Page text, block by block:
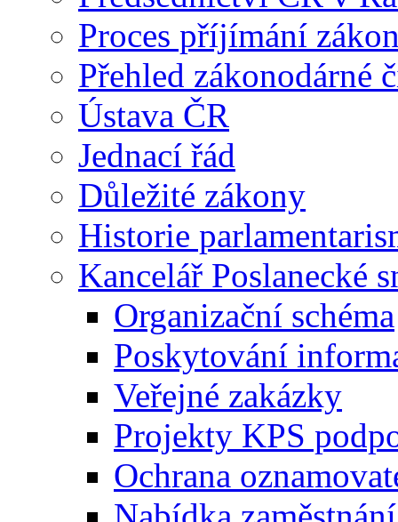
Proces příjímání
Přehled zákonodárné
Ústava ČR
Jednací řád
Důležité zákony
Historie
Kancelář Poslanecké
Organizační schéma
Poskytování
Veřejné zakázky
Projekty KPS
Ochrana